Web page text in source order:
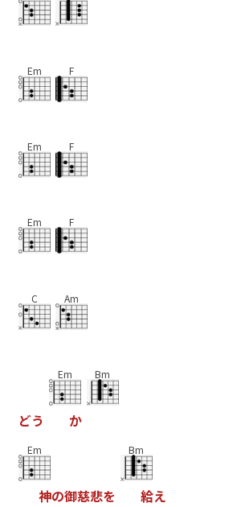
Em F
Em F
Em F
C Am
どう
Em
か
Bm
Em
神の御慈悲を
Bm
給え